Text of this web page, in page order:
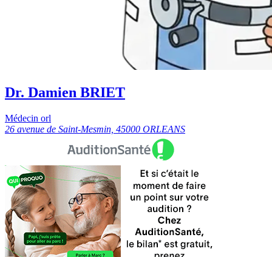
Dr. Damien BRIET
Médecin orl
26 avenue de Saint-Mesmin, 45000 ORLEANS